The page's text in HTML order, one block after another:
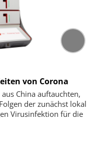
von Corona
China auftauchten,
der zunächst lokal
Virusinfektion für die